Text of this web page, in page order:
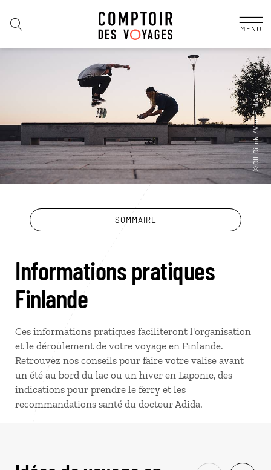
MENU
SOMMAIRE
Informations pratiques
Finlande
Ces informations pratiques faciliteront l'organisation
et le déroulement de votre voyage en Finlande.
Retrouvez nos conseils pour faire votre valise avant
un été au bord du lac ou un hiver en Laponie, des
indications pour prendre le ferry et les
recommandations santé du docteur Adida.